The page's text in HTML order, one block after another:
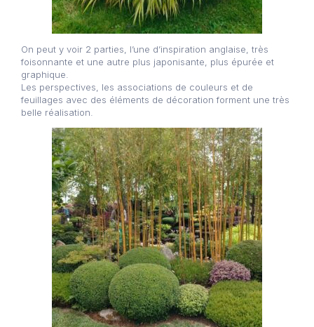
On peut y voir 2 parties, l’une d’inspiration anglaise, très
foisonnante et une autre plus japonisante, plus épurée et
graphique.
Les perspectives, les associations de couleurs et de
feuillages avec des éléments de décoration forment une très
belle réalisation.